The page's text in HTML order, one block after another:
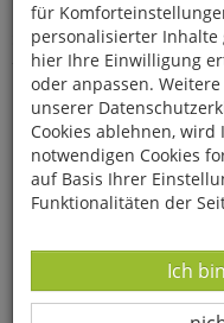
Startseite Bücher
für
personalisierter Inhalte
hier Ihre Einwilligung
oder anpassen.
unserer
Cookies ablehnen,
notwendigen Cookies
auf Basis Ihrer
Funktionalitäten der
Ich